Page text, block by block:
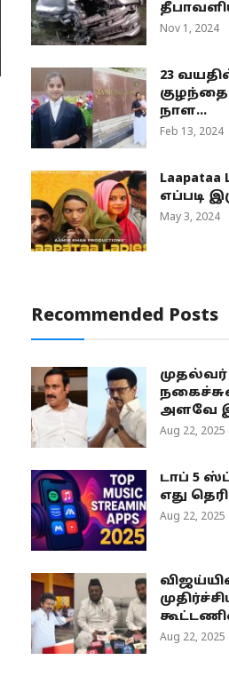
Nov 1, 2024
23
குழந்தை
நாள...
Feb 13, 2024
Laapataa
எப்படி
May 3, 2024
Recommended Posts
அளவே
Aug 22, 2025
டாப் 5
எது
Aug 22, 2025
Aug 22, 2025